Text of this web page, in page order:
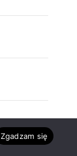
Zgadzam się